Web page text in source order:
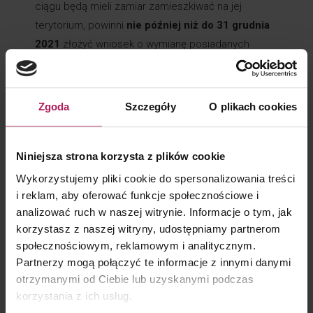
Zgoda Szczegóły O plikach cookies
Niniejsza strona korzysta z plików cookie
Wykorzystujemy pliki cookie do spersonalizowania treści
i reklam, aby oferować funkcje społecznościowe i
analizować ruch w naszej witrynie. Informacje o tym, jak
korzystasz z naszej witryny, udostępniamy partnerom
społecznościowym, reklamowym i analitycznym.
Partnerzy mogą połączyć te informacje z innymi danymi
otrzymanymi od Ciebie lub uzyskanymi podczas
korzystania z ich usług.
ciągu będą mieli zamiar zamieszkiwać na jej
terytorium, powinni nie później niż do 31 grudnia
2021 złożyć wniosek o wymianę posiadanych
dokumentów na nowy format dokumentów
Wystąpienia. Wydawaniem nowych dokumentów będą
formę niepraktycznej, dużej kartki, otrzyma formę
plastikowego dokumentu, zbliżonego do karty pobytu;
beneficjenci Umowy wystąpienia, którzy przebywali
legalnie w Polsce przed 31 grudnia 2020, jednak
nie złożyli wniosków o rejestrację pobytu
przed zakończeniem okresu przejściowego, powinni
niezwłocznie po 1 stycznia 2021zaaplikować
do właściwego urzędu wojewódzkiego